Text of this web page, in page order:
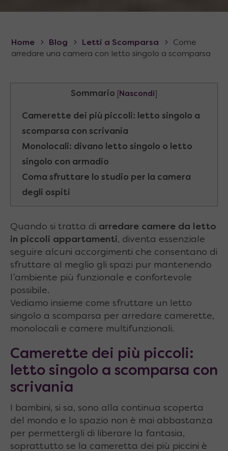
Home Blog Letti a Scomparsa
Come
arredare una camera con letto singolo a scomparsa
Sommario Nascondi
Camerette dei più piccoli: letto singolo a
scomparsa con scrivania
Monolocali: divano letto singolo o letto
singolo con armadio
Coma sfruttare lo studio per la camera
degli ospiti
Quando si tratta di arredare camere da letto
in piccoli appartamenti, diventa essenziale
seguire alcuni accorgimenti che consentano di
sfruttare al meglio gli spazi pur mantenendo
l’ambiente più funzionale e confortevole
possibile.
Vediamo insieme come sfruttare un letto
singolo a scomparsa per arredare camerette,
monolocali e camere multifunzionali.
Camerette dei più piccoli:
letto singolo a scomparsa con
scrivania
I bambini, si sa, sono alla continua scoperta
del mondo e lo spazio non è mai abbastanza
per permettergli di liberare la fantasia,
soprattutto se la cameretta dei più piccini è